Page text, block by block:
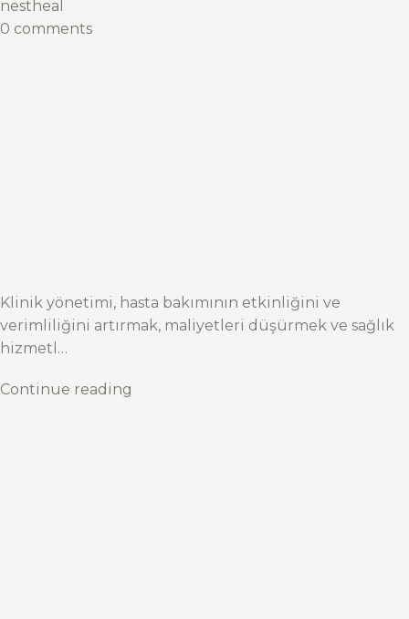
nestheal
0 comments
Klinik yönetimi, hasta bakımının etkinliğini ve
verimliliğini artırmak, maliyetleri düşürmek ve sağlık
hizmetl…
Continue reading